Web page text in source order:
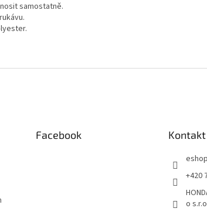
samostatně.
Facebook Kontakt
eshop
+420
o